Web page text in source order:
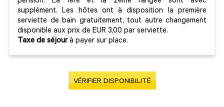
supplément. Les hôtes ont à disposition la première
serviette de bain gratuitement, tout autre changement
disponible aux prix de EUR 3,00 par serviette.
Taxe de séjourà payer sur place.
VÉRIFIER DISPONIBILITÉ